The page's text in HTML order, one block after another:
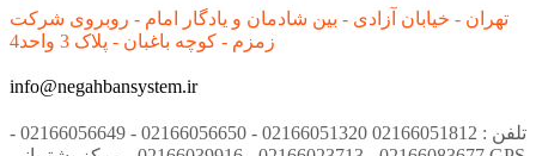
تهران - خیابان آزادی - بین شادمان و یادگار امام - روبروی شرکت
زمزم - کوچه باغبان - پلاک 3 واحد4
info@negahbansystem.ir
تلفن : 02166051812 02166051320 - 02166056650 - 02166056649 -